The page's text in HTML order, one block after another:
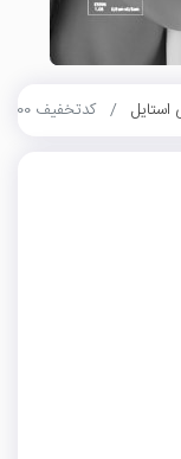
کدتخفیف 200 هزار تومانی دیجی استایل بدون محدودیت سفارش اول